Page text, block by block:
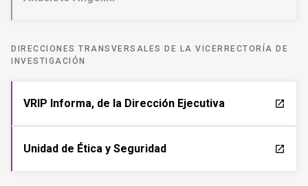
DIRECCIONES TRANSVERSALES DE LA VICERRECTORÍA DE
INVESTIGACIÓN
VRIP Informa, de la Dirección Ejecutiva launch
Unidad de Ética y Seguridad launch